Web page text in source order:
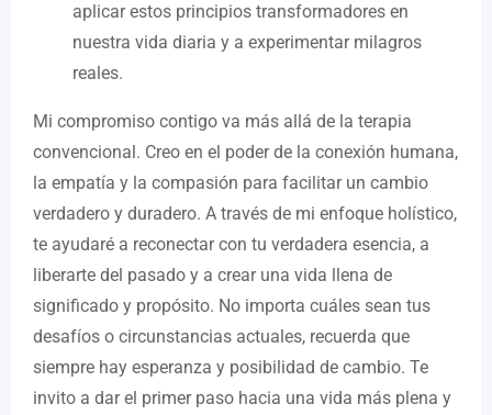
aplicar estos principios transformadores en
nuestra vida diaria y a experimentar milagros
reales.
Mi compromiso contigo va más allá de la terapia
convencional. Creo en el poder de la conexión humana,
la empatía y la compasión para facilitar un cambio
verdadero y duradero. A través de mi enfoque holístico,
te ayudaré a reconectar con tu verdadera esencia, a
liberarte del pasado y a crear una vida llena de
significado y propósito. No importa cuáles sean tus
desafíos o circunstancias actuales, recuerda que
siempre hay esperanza y posibilidad de cambio. Te
invito a dar el primer paso hacia una vida más plena y